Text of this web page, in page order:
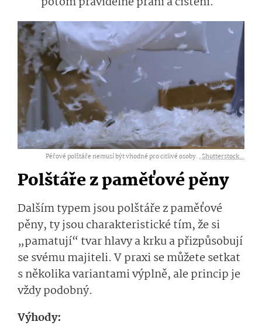
Péřové polštáře nemusí být vhodné pro citlivé osoby. ,Shutterstock...
Polštáře z paměťové pěny
Dalším typem jsou polštáře z paměťové
pěny, ty jsou charakteristické tím, že si
„pamatují“ tvar hlavy a krku a přizpůsobují
se svému majiteli. V praxi se můžete setkat
s několika variantami výplně, ale princip je
vždy podobný.
Výhody: